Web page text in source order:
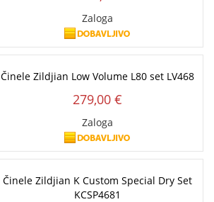
Zaloga
Činele Zildjian Low Volume L80 set LV468
279,00 €
Zaloga
Činele Zildjian K Custom Special Dry Set
KCSP4681